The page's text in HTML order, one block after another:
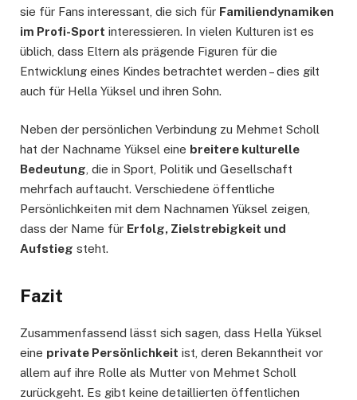
sie für Fans interessant, die sich für Familiendynamiken
im Profi-Sport interessieren. In vielen Kulturen ist es
üblich, dass Eltern als prägende Figuren für die
Entwicklung eines Kindes betrachtet werden – dies gilt
auch für Hella Yüksel und ihren Sohn.
Neben der persönlichen Verbindung zu Mehmet Scholl
hat der Nachname Yüksel eine breitere kulturelle
Bedeutung , die in Sport, Politik und Gesellschaft
mehrfach auftaucht. Verschiedene öffentliche
Persönlichkeiten mit dem Nachnamen Yüksel zeigen,
dass der Name für Erfolg, Zielstrebigkeit und
Aufstieg steht.
Fazit
Zusammenfassend lässt sich sagen, dass Hella Yüksel
eine private Persönlichkeit ist, deren Bekanntheit vor
allem auf ihre Rolle als Mutter von Mehmet Scholl
zurückgeht. Es gibt keine detaillierten öffentlichen